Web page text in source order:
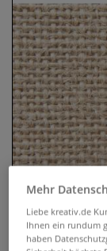
Mehr
Liebe kreativ.de
Ihnen ein rundum
haben